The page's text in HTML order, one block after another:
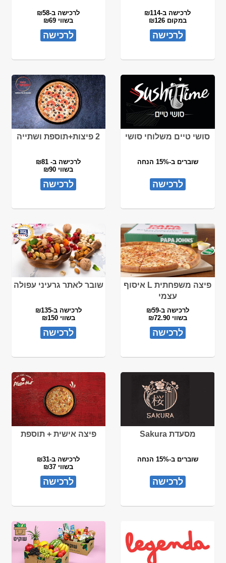
לרכישה ב-₪114
במקום ₪126
לרכישה
לרכישה ב-₪58
בשווי ₪69
לרכישה
סושי טיים משלוחי סושי
שוברים ב-15% הנחה
לרכישה
2 פיצות+תוספת ושתייה
לרכישה ב- ₪81
בשווי ₪90
לרכישה
פיצה משפחתית L איסוף
עצמי
לרכישה ב-₪59
בשווי ₪72.90
לרכישה
שובר לאתר גרעיני עפולה
לרכישה ב-₪135
בשווי ₪150
לרכישה
מסעדת Sakura
שוברים ב-15% הנחה
לרכישה
פיצה אישית + תוספת
לרכישה ב-₪31
בשווי ₪37
לרכישה